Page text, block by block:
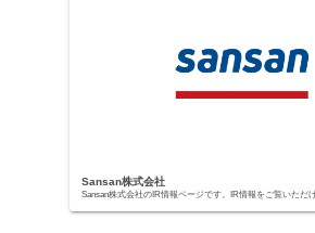
Sansan株式会社
Sansan株式会社のIR情報ページです。IR情報をご覧いただけ